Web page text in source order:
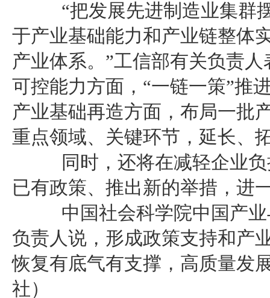
“把发展先进制造业集群
于产业基础能力和产业链整体
产业体系。”工信部有关负责
可控能力方面，“一链一策”推
产业基础再造方面，布局一批
重点领域、关键环节，延长、
同时，还将在减轻企业负
已有政策、推出新的举措，进
中国社会科学院中国产业
负责人说，形成政策支持和产
恢复有底气有支撑，高质量发
社）